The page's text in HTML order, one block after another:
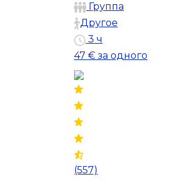
Группа
Другое
3 ч
47 € за одного
(557)